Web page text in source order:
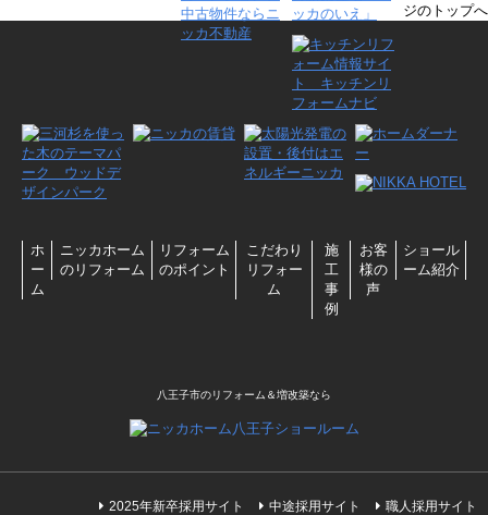
ジのトップへ
ホ
ー
ム
ニッカホーム
のリフォーム
リフォーム
のポイント
こだわり
リフォー
ム
施
工
事
例
お客
様の
声
ショール
ーム紹介
八王子市のリフォーム＆増改築なら
2025年新卒採用サイト 中途採用サイト
職人採用サイト